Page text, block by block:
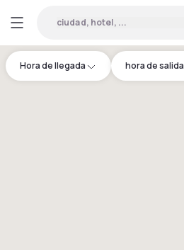
ciudad, hotel, ...
Hora de llegada hora de salida